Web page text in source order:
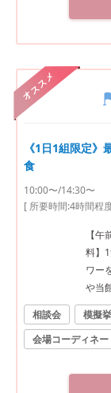
オススメ
《1日1組限定
食
10:00〜/14:30〜
[ 所要時間:4時間程
【
料】
ワー
や当
相談会
模擬
会場コーディネー